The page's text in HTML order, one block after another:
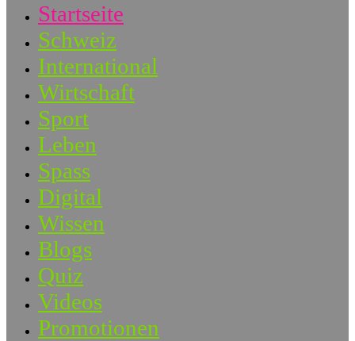
Startseite
Schweiz
International
Wirtschaft
Sport
Leben
Spass
Digital
Wissen
Blogs
Quiz
Videos
Promotionen